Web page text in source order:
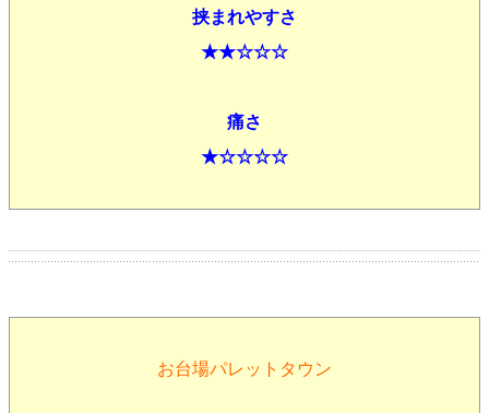
挟まれやすさ
★★☆☆☆
痛さ
★☆☆☆☆
お台場パレットタウン